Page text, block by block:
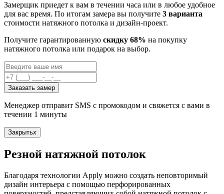
Замерщик приедет к вам в течении часа или в любое удобное
для вас время. По итогам замера вы получите 3 варианта
стоимости натяжного потолка и дизайн-проект.
Получите гарантированную скидку 68% на покупку
натяжного потолка или подарок на выбор.
Заказать замер
Менеджер отправит SMS с промокодом и свяжется с вами в
течении 1 минуты
Закрытьx
Резной натяжной потолок
Благодаря технологии Apply можно создать неповторимый
дизайн интерьера с помощью перфорированных